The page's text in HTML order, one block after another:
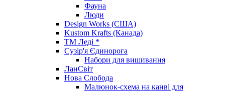
Фауна
Люди
Design Works (США)
Kustom Krafts (Канада)
ТМ Леді *
Сузір'я Єдинорога
Набори для вишивання
ЛанСвіт
Нова Слобода
Малюнок-схема на канві для